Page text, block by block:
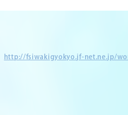
http://fsiwakigyokyo.jf-net.ne.jp/